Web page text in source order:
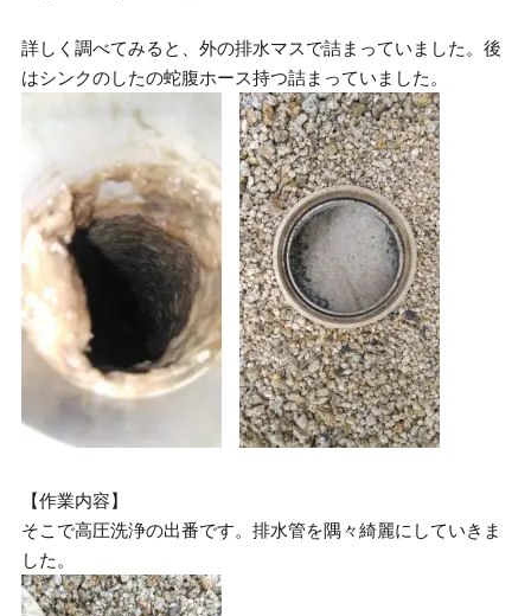
詳しく調べてみると、外の排水マスで詰まっていました。後
はシンクのしたの蛇腹ホース持つ詰まっていました。
【作業内容】
そこで高圧洗浄の出番です。排水管を隅々綺麗にしていきま
した。